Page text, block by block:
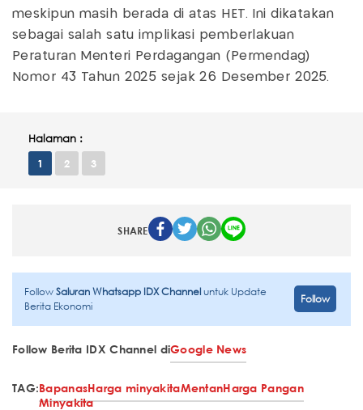
meskipun masih berada di atas HET. Ini dikatakan
sebagai salah satu implikasi pemberlakuan
Peraturan Menteri Perdagangan (Permendag)
Nomor 43 Tahun 2025 sejak 26 Desember 2025.
Halaman :
1 2 3
SHARE
FollowSaluran Whatsapp IDX Channeluntuk Update
Berita Ekonomi
Follow
Follow Berita IDX Channel diGoogle News
TAG:BapanasHarga minyakitaMentanHarga Pangan
Minyakita